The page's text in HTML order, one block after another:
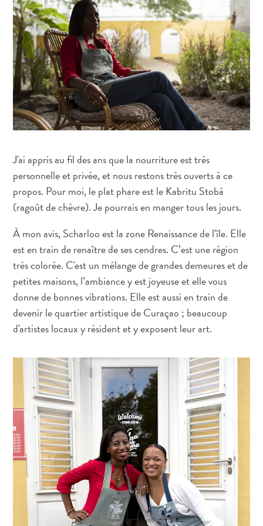
Adapté
aux
familles
Culture
&
gastronomie
Mises
à
jour
voyage
Plongée
The
Blue
Plus
récents
Activités
Adapté
aux
familles
Culture
Mises
Planifiez
votre
voyage
Plongée
The
Blue
Wave
J'ai appris au fil des ans que la nourriture est très
personnelle et privée, et nous restons très ouverts à ce
propos. Pour moi, le plat phare est le Kabritu Stobá
(ragoût de chèvre). Je pourrais en manger tous les jours.
À mon avis, Scharloo est la zone Renaissance de l'île. Elle
est en train de renaître de ses cendres. C’est une région
très colorée. C'est un mélange de grandes demeures et de
petites maisons, l’ambiance y est joyeuse et elle vous
donne de bonnes vibrations. Elle est aussi en train de
devenir le quartier artistique de Curaçao ; beaucoup
d'artistes locaux y résident et y exposent leur art.